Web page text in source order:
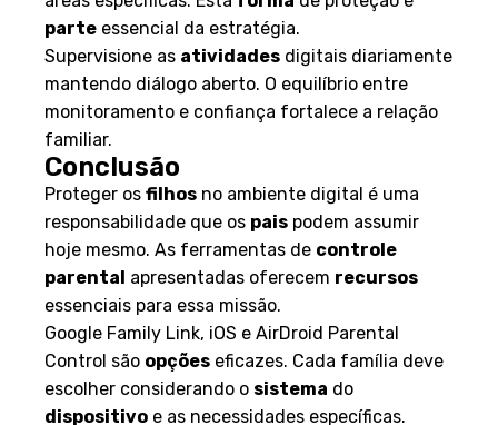
parte essencial da estratégia.
Supervisione as atividades digitais diariamente
mantendo diálogo aberto. O equilíbrio entre
monitoramento e confiança fortalece a relação
familiar.
Conclusão
Proteger os filhos no ambiente digital é uma
responsabilidade que os pais podem assumir
hoje mesmo. As ferramentas de controle
parental apresentadas oferecem recursos
essenciais para essa missão.
Google Family Link, iOS e AirDroid Parental
Control são opções eficazes. Cada família deve
escolher considerando o sistema do
dispositivo e as necessidades específicas.